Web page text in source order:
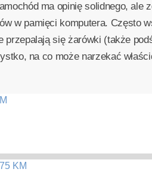
ma opinię solidnego,
w pamięci komputera. Często
przepalają się żarówki (także
na co może narzekać
KM